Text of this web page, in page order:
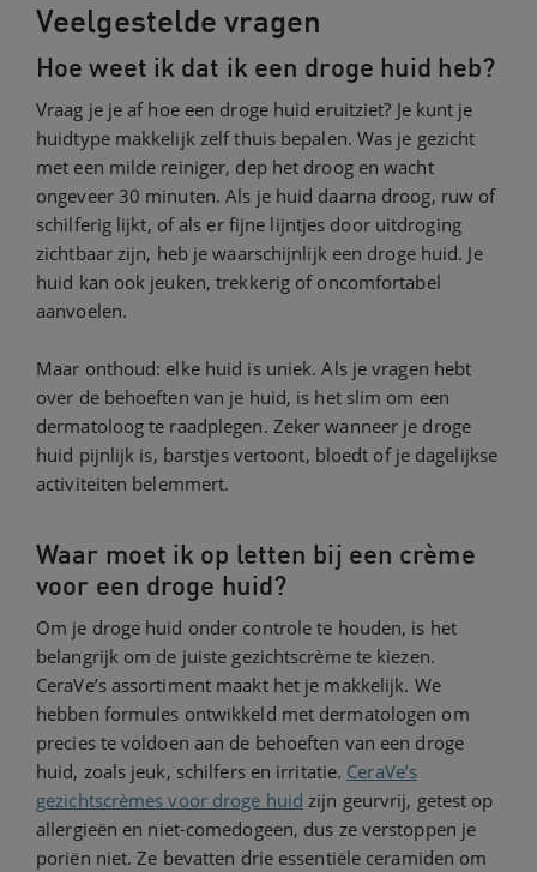
Veelgestelde vragen
Hoe weet ik dat ik een droge huid heb?
Vraag je je af hoe een droge huid eruitziet? Je kunt je
huidtype makkelijk zelf thuis bepalen. Was je gezicht
met een milde reiniger, dep het droog en wacht
ongeveer 30 minuten. Als je huid daarna droog, ruw of
schilferig lijkt, of als er fijne lijntjes door uitdroging
zichtbaar zijn, heb je waarschijnlijk een droge huid. Je
huid kan ook jeuken, trekkerig of oncomfortabel
aanvoelen.
Maar onthoud: elke huid is uniek. Als je vragen hebt
over de behoeften van je huid, is het slim om een
dermatoloog te raadplegen. Zeker wanneer je droge
huid pijnlijk is, barstjes vertoont, bloedt of je dagelijkse
activiteiten belemmert.
Waar moet ik op letten bij een crème
voor een droge huid?
Om je droge huid onder controle te houden, is het
belangrijk om de juiste gezichtscrème te kiezen.
CeraVe’s assortiment maakt het je makkelijk. We
hebben formules ontwikkeld met dermatologen om
precies te voldoen aan de behoeften van een droge
huid, zoals jeuk, schilfers en irritatie. CeraVe’s
gezichtscrèmes voor droge huid zijn geurvrij, getest op
allergieën en niet-comedogeen, dus ze verstoppen je
poriën niet. Ze bevatten drie essentiële ceramiden om